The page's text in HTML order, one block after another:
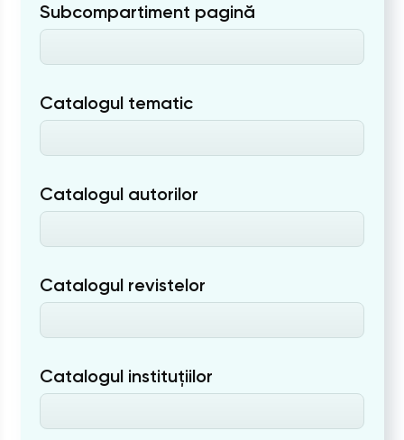
Subcompartiment pagină
Catalogul tematic
Catalogul autorilor
Catalogul revistelor
Catalogul instituțiilor